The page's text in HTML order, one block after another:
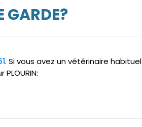
GARDE?
. Si vous avez un vétérinaire habituel